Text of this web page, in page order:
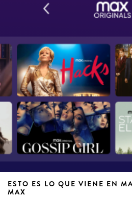
ESTO ES LO QUE VIENE EN
MAX